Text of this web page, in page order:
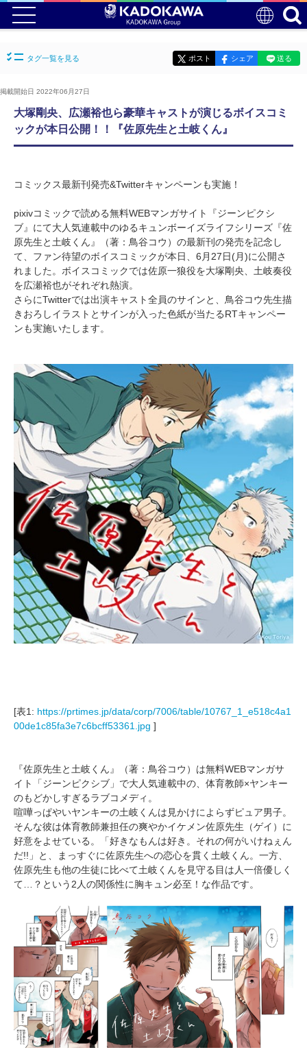
タグ一覧を見る ポスト シェア 送る
掲載開始日 2022年06月27日
大塚剛央、広瀬裕也ら豪華キャストが演じるボイスコミ
ックが本日公開！！『佐原先生と土岐くん』
コミックス最新刊発売&Twitterキャンペーンも実施！
pixivコミックで読める無料WEBマンガサイト『ジーンピクシ
ブ』にて大人気連載中のゆるキュンボーイズライフシリーズ『佐
原先生と土岐くん』（著：鳥谷コウ）の最新刊の発売を記念し
て、ファン待望のボイスコミックが本日、6月27日(月)に公開さ
れました。ボイスコミックでは佐原一狼役を大塚剛央、土岐奏役
を広瀬裕也がそれぞれ熱演。
さらにTwitterでは出演キャスト全員のサインと、鳥谷コウ先生描
きおろしイラストとサインが入った色紙が当たるRTキャンペー
ンも実施いたします。
[表1: https://prtimes.jp/data/corp/7006/table/10767_1_e518c4a1
00de1c85fa3e7c6bcff53361.jpg ]
『佐原先生と土岐くん』（著：鳥谷コウ）は無料WEBマンガサ
イト「ジーンピクシブ」で大人気連載中の、体育教師×ヤンキー
のもどかしすぎるラブコメディ。
喧嘩っぱやいヤンキーの土岐くんは見かけによらずピュア男子。
そんな彼は体育教師兼担任の爽やかイケメン佐原先生（ゲイ）に
好意をよせている。「好きなもんは好き。それの何がいけねぇん
だ!!」と、まっすぐに佐原先生への恋心を貫く土岐くん。一方、
佐原先生も他の生徒に比べて土岐くんを見守る目は人一倍優しく
て…？という2人の関係性に胸キュン必至！な作品です。